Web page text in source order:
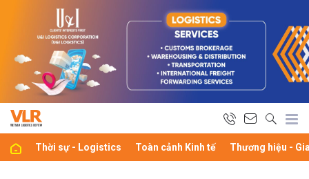
Thời sự - Logistics Toàn cảnh Kinh tế Thương hiệu -